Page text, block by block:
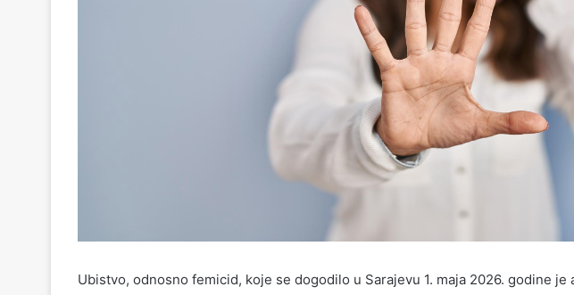
Ubistvo, odnosno femicid, koje se dogodilo u Sarajevu 1. maja 2026. godine